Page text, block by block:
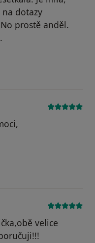
dotazy
prostě anděl.
Pacient
velice